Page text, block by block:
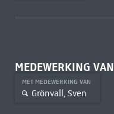
MEDEWERKING VAN
MET MEDEWERKING VAN
Grönvall, Sven